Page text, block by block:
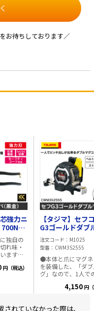
お待ちしております／
強力ニ
独自の
れ味・
ます。
の装着
円（税込）
【タジマ】セフ
G3ゴールドダブ
グ25
注文コード
M1025
型番
CWM3S2555
●本体と爪にマグ
を装備した、「ダ
グ」なので、1人で
で簡単脱着できる
4,150 円
れていなかった際は、